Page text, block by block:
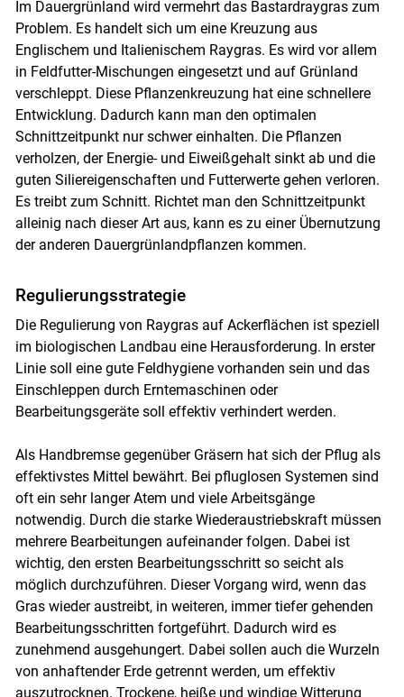
Im Dauergrünland wird vermehrt das Bastardraygras zum
Problem. Es handelt sich um eine Kreuzung aus
Englischem und Italienischem Raygras. Es wird vor allem
in Feldfutter-Mischungen eingesetzt und auf Grünland
verschleppt. Diese Pflanzenkreuzung hat eine schnellere
Entwicklung. Dadurch kann man den optimalen
Schnittzeitpunkt nur schwer einhalten. Die Pflanzen
verholzen, der Energie- und Eiweißgehalt sinkt ab und die
guten Siliereigenschaften und Futterwerte gehen verloren.
Es treibt zum Schnitt. Richtet man den Schnittzeitpunkt
alleinig nach dieser Art aus, kann es zu einer Übernutzung
der anderen Dauergrünlandpflanzen kommen.
Regulierungsstrategie
Die Regulierung von Raygras auf Ackerflächen ist speziell
im biologischen Landbau eine Herausforderung. In erster
Linie soll eine gute Feldhygiene vorhanden sein und das
Einschleppen durch Erntemaschinen oder
Bearbeitungsgeräte soll effektiv verhindert werden.
Als Handbremse gegenüber Gräsern hat sich der Pflug als
effektivstes Mittel bewährt. Bei pfluglosen Systemen sind
oft ein sehr langer Atem und viele Arbeitsgänge
notwendig. Durch die starke Wiederaustriebskraft müssen
mehrere Bearbeitungen aufeinander folgen. Dabei ist
wichtig, den ersten Bearbeitungsschritt so seicht als
möglich durchzuführen. Dieser Vorgang wird, wenn das
Gras wieder austreibt, in weiteren, immer tiefer gehenden
Bearbeitungsschritten fortgeführt. Dadurch wird es
zunehmend ausgehungert. Dabei sollen auch die Wurzeln
von anhaftender Erde getrennt werden, um effektiv
auszutrocknen. Trockene, heiße und windige Witterung